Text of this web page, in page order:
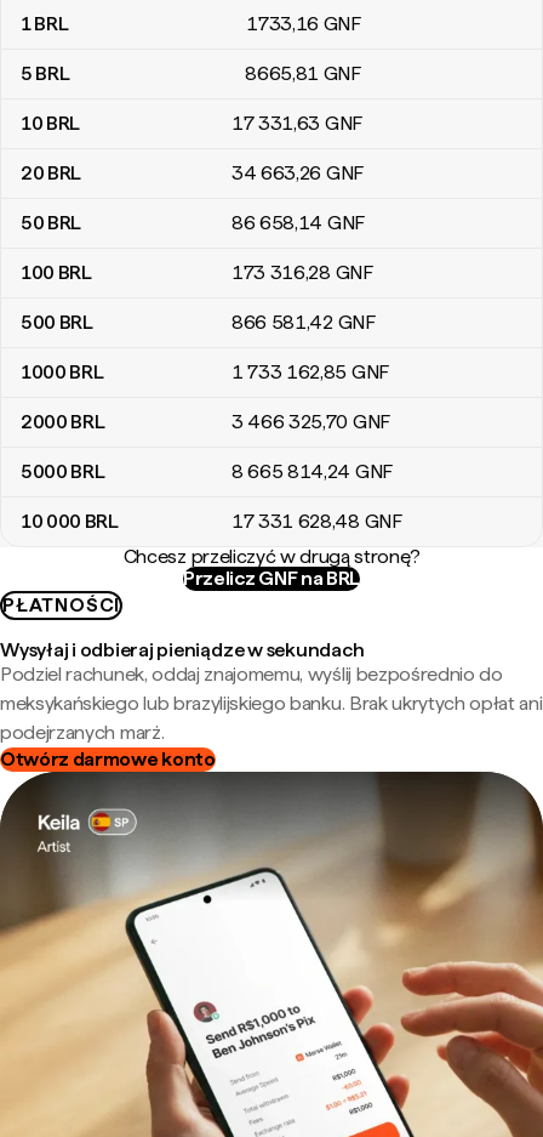
Tabela przeliczeń reala brazylijskiego na franki gwinejskie
1BRL 1733,16 GNF
5 BRL 8665,81 GNF
10 BRL 17 331,63 GNF
20 BRL 34 663,26 GNF
50 BRL 86 658,14 GNF
100 BRL 173 316,28 GNF
500 BRL 866 581,42 GNF
1000 BRL 1 733 162,85 GNF
2000 BRL 3 466 325,70 GNF
5000 BRL 8 665 814,24 GNF
10 000 BRL 17 331 628,48 GNF
Chcesz przeliczyć w drugą stronę?
Przelicz GNF na BRL
PŁATNOŚCI
Wysyłaj i odbieraj pieniądze w sekundach
Podziel rachunek, oddaj znajomemu, wyślij bezpośrednio do
meksykańskiego lub brazylijskiego banku. Brak ukrytych opłat ani
podejrzanych marż.
Otwórz darmowe konto